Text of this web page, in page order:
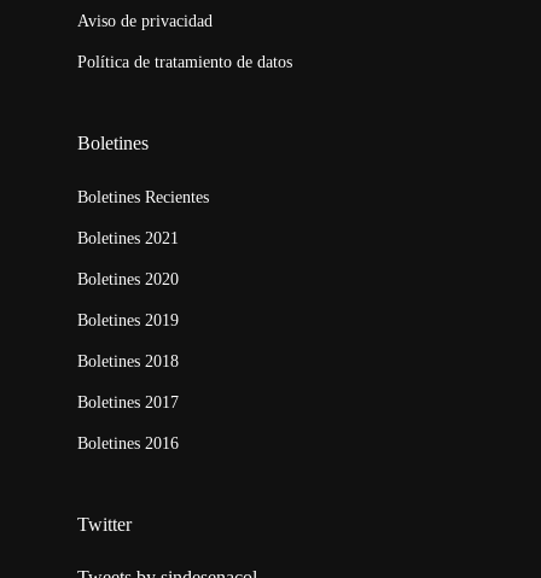
Aviso de privacidad
Política de tratamiento de datos
Boletines
Boletines Recientes
Boletines 2021
Boletines 2020
Boletines 2019
Boletines 2018
Boletines 2017
Boletines 2016
Twitter